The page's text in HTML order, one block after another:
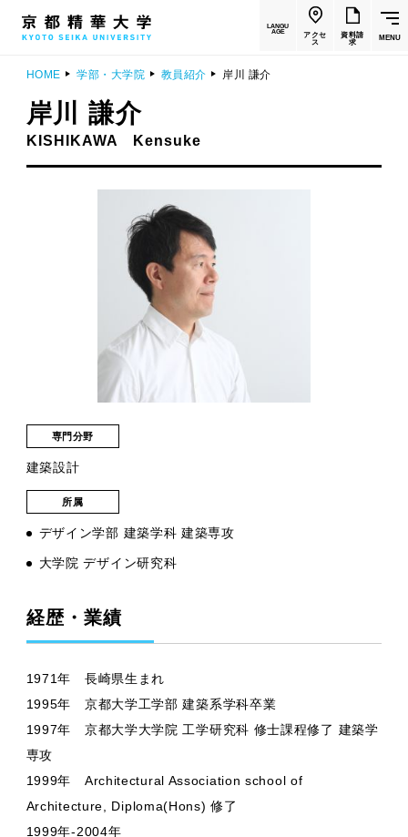
LANGU
AGE
アクセ
ス
資料請
求
MENU
HOME 学部・大学院 教員紹介 岸川 謙介
岸川 謙介
KISHIKAWA Kensuke
専門分野
建築設計
所属
デザイン学部 建築学科 建築専攻
大学院 デザイン研究科
経歴・業績
1971年 長崎県生まれ
1995年 京都大学工学部 建築系学科卒業
1997年 京都大学大学院 工学研究科 修士課程修了 建築学
専攻
1999年 Architectural Association school of
Architecture, Diploma(Hons) 修了
1999年-2004年